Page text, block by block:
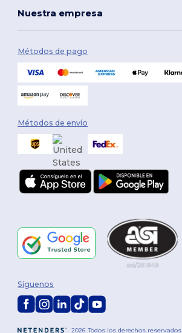
Nuestra empresa
Métodos de pago
Métodos de envío
2026. Todos los derechos reservados
Síguenos